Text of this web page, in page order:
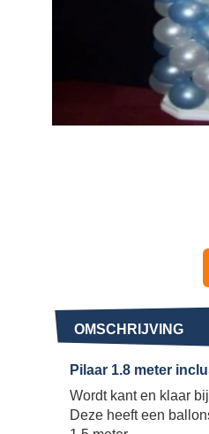
OMSCHRIJVING
Pilaar 1.8 meter
Wordt kant en klaar
Deze heeft een